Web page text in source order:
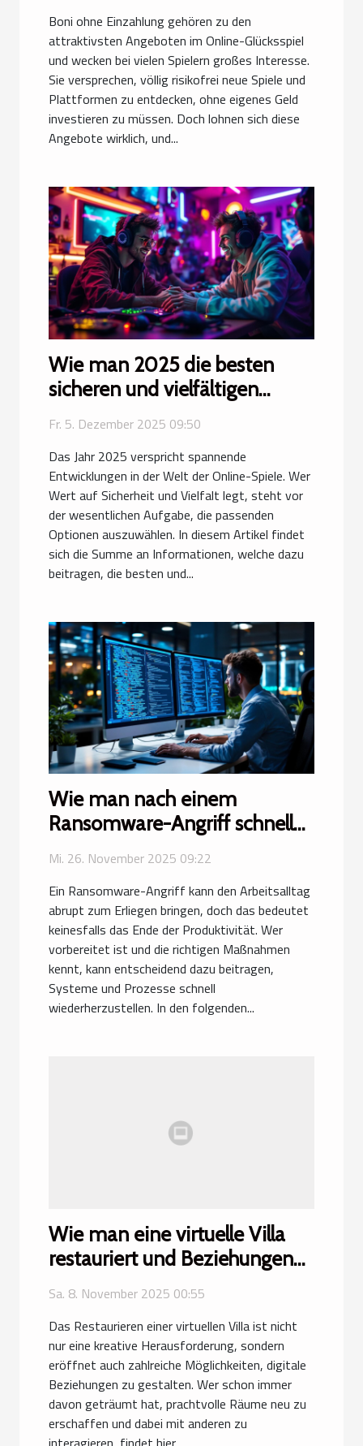
Boni ohne Einzahlung gehören zu den
attraktivsten Angeboten im Online-Glücksspiel
und wecken bei vielen Spielern großes Interesse.
Sie versprechen, völlig risikofrei neue Spiele und
Plattformen zu entdecken, ohne eigenes Geld
investieren zu müssen. Doch lohnen sich diese
Angebote wirklich, und...
Wie man 2025 die besten
sicheren und vielfältigen
Fr. 5. Dezember 2025 09:50
Das Jahr 2025 verspricht spannende
Entwicklungen in der Welt der Online-Spiele. Wer
Wert auf Sicherheit und Vielfalt legt, steht vor
der wesentlichen Aufgabe, die passenden
Optionen auszuwählen. In diesem Artikel findet
sich die Summe an Informationen, welche dazu
beitragen, die besten und...
Wie man nach einem
Ransomware-Angriff schnell
wieder arbeitsfähig wird?
Mi. 26. November 2025 09:22
Ein Ransomware-Angriff kann den Arbeitsalltag
abrupt zum Erliegen bringen, doch das bedeutet
keinesfalls das Ende der Produktivität. Wer
vorbereitet ist und die richtigen Maßnahmen
kennt, kann entscheidend dazu beitragen,
Systeme und Prozesse schnell
wiederherzustellen. In den folgenden...
Wie man eine virtuelle Villa
restauriert und Beziehungen
Sa. 8. November 2025 00:55
Das Restaurieren einer virtuellen Villa ist nicht
nur eine kreative Herausforderung, sondern
eröffnet auch zahlreiche Möglichkeiten, digitale
Beziehungen zu gestalten. Wer schon immer
davon geträumt hat, prachtvolle Räume neu zu
erschaffen und dabei mit anderen zu